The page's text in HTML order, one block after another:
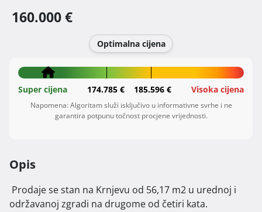
160.000 €
Optimalna cijena
Super cijena 174.785 € 185.596 € Visoka cijena
Napomena: Algoritam služi isključivo u informativne svrhe i ne
garantira potpunu točnost procjene vrijednosti.
Opis
održavanoj zgradi na drugome od četiri kata.